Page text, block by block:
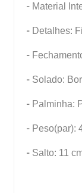
- Material
- Detalhes:
-
- Solado:
- Palminha:
- Peso(par):
- Salto: 11